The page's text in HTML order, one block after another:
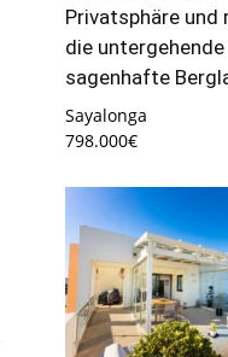
Privatsphäre
die
sagenhafte
Sayalonga
798.000€